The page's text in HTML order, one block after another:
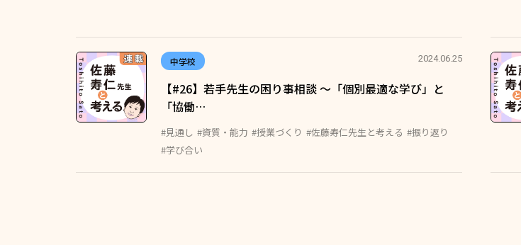
中学校 2024.06.25
【#26】若手先生の困り事相談 ～「個別最適な学び」と
「協働…
#見通し #資質・能力 #授業づくり #佐藤寿仁先生と考える #振り返り
#学び合い